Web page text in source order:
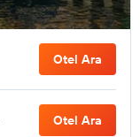
Otel Ara
Otel Ara